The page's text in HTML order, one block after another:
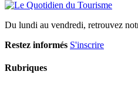
Du lundi au vendredi, retrouvez
Restez informés S'inscrire
Rubriques